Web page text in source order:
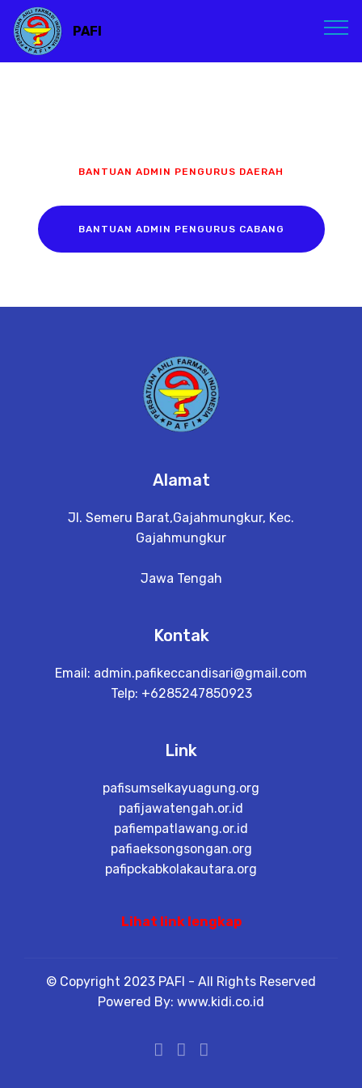
PAFI
BANTUAN ADMIN PENGURUS DAERAH
BANTUAN ADMIN PENGURUS CABANG
Alamat
Jl. Semeru Barat,Gajahmungkur, Kec.
Gajahmungkur
Jawa Tengah
Kontak
Email: admin.pafikeccandisari@gmail.com
Telp: +6285247850923
Link
pafisumselkayuagung.org
pafijawatengah.or.id
pafiempatlawang.or.id
pafiaeksongsongan.org
pafipckabkolakautara.org
Lihat link lengkap
© Copyright 2023 PAFI - All Rights Reserved
Powered By: www.kidi.co.id